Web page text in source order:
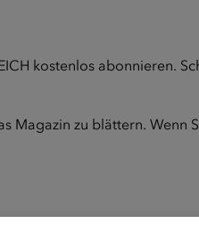
kostenlos abonnieren.
Magazin zu blättern.